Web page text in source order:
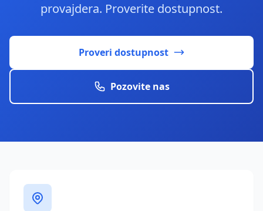
provajdera. Proverite dostupnost.
Proveri dostupnost
Pozovite nas